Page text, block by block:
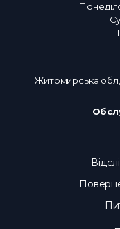
Житомирська обл,